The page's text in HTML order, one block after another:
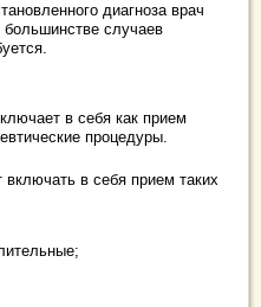
диагноза врач
случаев
в себя как прием
процедуры.
в себя прием таких